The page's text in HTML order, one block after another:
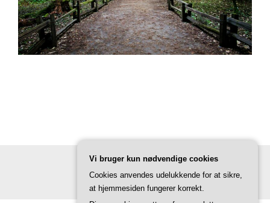
Vi bruger kun nødvendige cookies
Cookies anvendes udelukkende for at sikre,
at hjemmesiden fungerer korrekt.